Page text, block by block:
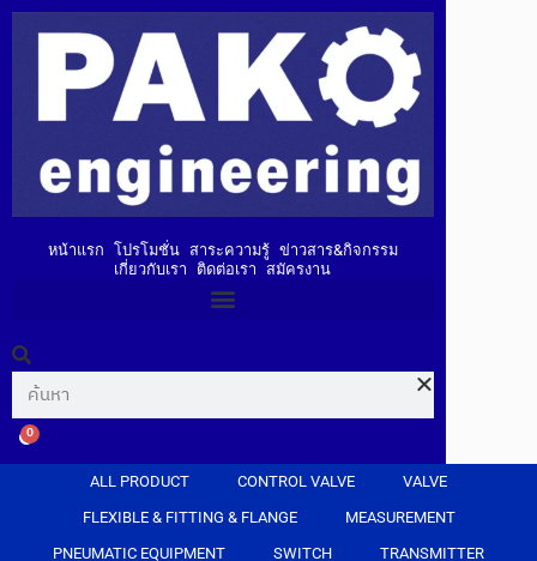
หน้าแรก โปรโมชั่น สาระความรู้ ข่าวสาร&กิจกรรม
เกี่ยวกับเรา
ติดต่อเรา สมัครงาน
0
ALL PRODUCT CONTROL VALVE
VALVE
FLEXIBLE & FITTING & FLANGE
MEASUREMENT
PNEUMATIC EQUIPMENT
SWITCH
TRANSMITTER